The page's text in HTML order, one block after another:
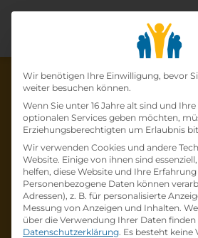
Die Lehrstelle
besetzt!
Die LehrstelleKochlehrling
VERKEHRSBUERO
besetzt.
Wir benötigen Ihre Einwilligung, bevor
weiter besuchen können.
Wenn Sie unter 16 Jahre alt sind und
optionalen Services geben möchten,
Erziehungsberechtigten um Erlaubnis
Wir verwenden Cookies und andere
Website. Einige von ihnen sind
helfen, diese Website und Ihre Erfahrung
Personenbezogene Daten können
Adressen), z. B. für personalisierte
Messung von Anzeigen und Inhalten.
über die Verwendung Ihrer Daten finden
Datenschutzerklärung. Es besteht keine